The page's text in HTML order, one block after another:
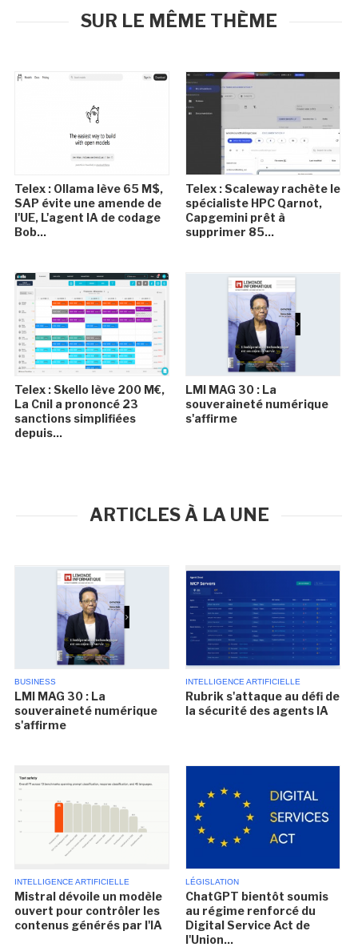
SUR LE MÊME THÈME
Telex : Ollama lève 65 M$,
SAP évite une amende de
l'UE, L'agent IA de codage
Bob...
Telex : Scaleway rachète le
spécialiste HPC Qarnot,
Capgemini prêt à
supprimer 85...
Telex : Skello lève 200 M€,
La Cnil a prononcé 23
sanctions simplifiées
depuis...
LMI MAG 30 : La
souveraineté numérique
s'affirme
ARTICLES À LA UNE
BUSINESS
LMI MAG 30 : La
souveraineté numérique
s'affirme
INTELLIGENCE ARTIFICIELLE
Rubrik s'attaque au défi de
la sécurité des agents IA
INTELLIGENCE ARTIFICIELLE
Mistral dévoile un modèle
ouvert pour contrôler les
contenus générés par l'IA
LÉGISLATION
ChatGPT bientôt soumis
au régime renforcé du
Digital Service Act de
l'Union...